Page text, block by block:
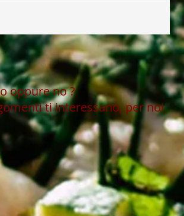
oppure no ?
ti interessano, per noi